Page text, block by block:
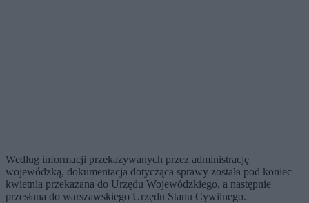
Według informacji przekazywanych przez administrację
wojewódzką, dokumentacja dotycząca sprawy została pod koniec
kwietnia przekazana do Urzędu Wojewódzkiego, a następnie
przesłana do warszawskiego Urzędu Stanu Cywilnego.